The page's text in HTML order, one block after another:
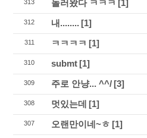
313 놀러왔다 ㅋㅋㅋ [1]
312 내........ [1]
311 ㅋㅋㅋㅋ [1]
310 submt [1]
309 주로 안냥... ^^/ [3]
308 멋있는데 [1]
307 오랜만이네~ㅎ [1]